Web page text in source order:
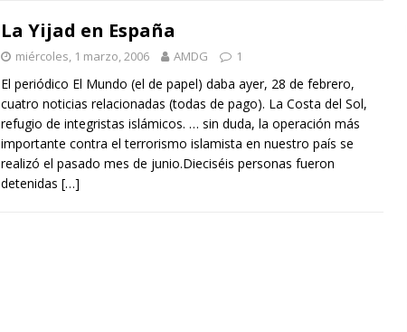
La Yijad en España
miércoles, 1 marzo, 2006 AMDG 1
El periódico El Mundo (el de papel) daba ayer, 28 de febrero,
cuatro noticias relacionadas (todas de pago). La Costa del Sol,
refugio de integristas islámicos. … sin duda, la operación más
importante contra el terrorismo islamista en nuestro país se
realizó el pasado mes de junio.Dieciséis personas fueron
detenidas […]